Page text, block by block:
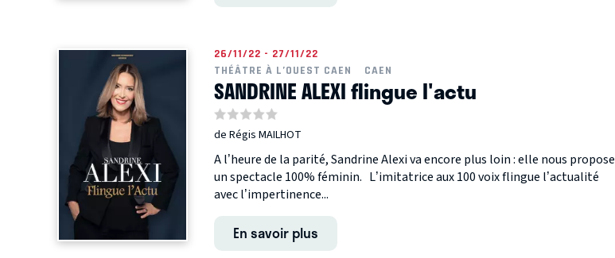
26/11/22 - 27/11/22
THÉÂTRE À L’OUEST CAEN
CAEN
SANDRINE ALEXI flingue l'actu
de Régis MAILHOT
A l’heure de la parité, Sandrine Alexi va encore plus loin : elle nous propose
un spectacle 100% féminin. L’imitatrice aux 100 voix flingue l’actualité
avec l’impertinence...
En savoir plus